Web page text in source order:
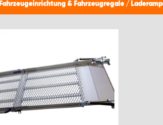
Fahrzeugeinrichtung & Fahrzeugregale /